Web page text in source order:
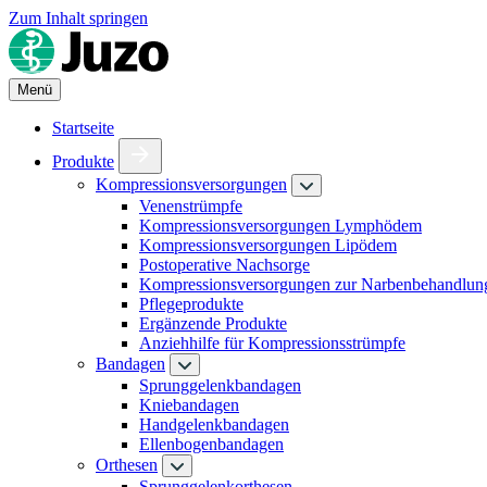
Zum Inhalt springen
Menü
Startseite
Produkte
Kompressionsversorgungen
Venenstrümpfe
Kompressionsversorgungen Lymphödem
Kompressionsversorgungen Lipödem
Postoperative Nachsorge
Kompressionsversorgungen zur
Pflegeprodukte
Ergänzende Produkte
Anziehhilfe für Kompressionsstrümpfe
Bandagen
Sprunggelenkbandagen
Kniebandagen
Handgelenkbandagen
Ellenbogenbandagen
Orthesen